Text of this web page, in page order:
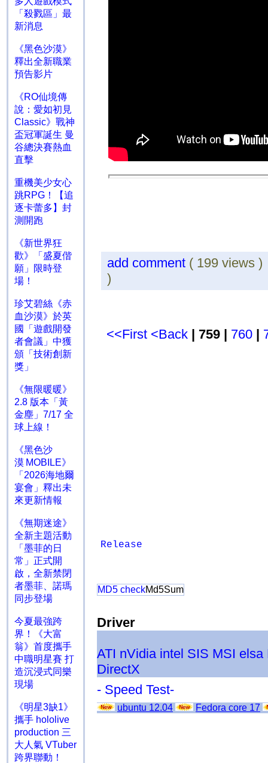
「殺戮區」最
新消息
《黑色沙漠》
釋出全新職業
預告影片
《RO仙境傳
說：愛如初見
Classic》戰神
盃冠軍誕生 曼
谷總決賽熱血
直擊
重機美少女心
跳RPG！【追
逐卡蕾多】封
測開跑
《新世界狂
歡》「盛夏偕
願」限時登
場！
珍艾碧絲《赤
血沙漠》於英
國「遊戲開發
者會議」中獲
頒「技術創新
獎」
《無限暖暖》
2.8 版本「黃
金塵」7/17 全
球上線！
《黑色沙
漠 MOBILE》
「2026海地爾
宴會」釋出未
來更新情報
《無期迷途》
全新主題活動
「墨菲的日
常」正式開
啟，全新禁閉
者墨菲、諾瑪
同步登場
今夏最強跨
界！《大富
翁》首度攜手
中職明星賽 打
造沉浸式同樂
現場
《明星3缺1》
攜手 hololive
production 三
大人氣 VTuber
跨界聯動！
add comment ( 199
)
<<First <Back | 759 | 760|
Release
MD5 checkMd5Sum
Driver
ATI nVidia intel SIS MSI elsa
DirectX
- Speed Test-
ubuntu 12.04 Fedora core 17